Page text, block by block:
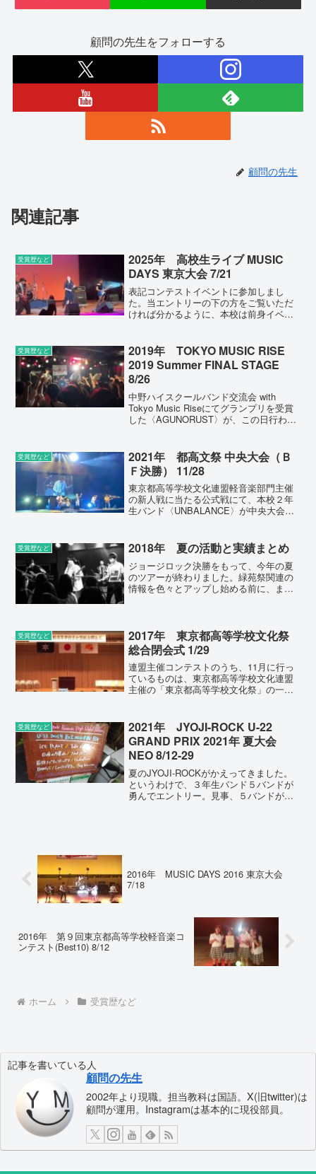
顧問の先生をフォローする
顧問の先生
関連記事
受賞歴など
2025年 高校生ライブ MUSIC
DAYS 東京大会 7/21
表記コンテストイベントに参加しまし
た。当エントリーの下の方をご覧いただ
ければ分かるように、本校は前身イベン
いており、そして毎年大きなステージで
演奏する機会をいただい...
受賞歴など
2019年 TOKYO MUSIC RISE
2019 Summer FINAL STAGE
8/26
中野ハイスクールバンド交流会 with
Tokyo Music Riseにてグランプリを受賞
した〈AGUNORUST〉が、この日行われ
リーの中から選ばれた14組の高...
受賞歴など
2021年 都高文祭 中央大会（Ｂ
Ｆ決勝） 11/28
東京都高等学校文化連盟軽音楽部門主催
の新人戦に当たる公式戦にて、本校２年
生バンド〈UNBALANCE〉が中央大会に
組がエントリーし、先に行われた地区大
会にて優秀賞を...
受賞歴など 2018年 夏の活動と実績まとめ
ジョージロック決勝をもって、今年の夏
のツアーが終わりました。緑苑祭関連の
情報を色々とアップし始める前に、まと
り」とともにいろいろと考え...
受賞歴など
2017年 東京都高等学校文化祭
総合閉会式 1/29
連盟主催コンテストのうち、11月に行っ
ているものは、東京都高等学校文化連盟
主催の「東京都高等学校文化祭」の一環
都高等学校文化祭」の表彰式ならびに閉
会式が東京都庁第一庁舎...
受賞歴など
2021年 JYOJI-ROCK U-22
GRAND PRIX 2021年 夏大会
NEO 8/12-29
夏のJYOJI-ROCKがかえってきました。
というわけで、３年生バンド５バンドが
勇んでエントリー。見事、５バンドが音
2016年 MUSIC DAYS 2016 東京大会
7/18
2016年 第９回東京都高等学校軽音楽コ
ンテスト(Best10) 8/12
ホーム 受賞歴など
記事を書いている人
顧問の先生
2002年より現職。担当教科は国語。X(旧twitter)は
顧問が運用。Instagramは基本的に現役部員。